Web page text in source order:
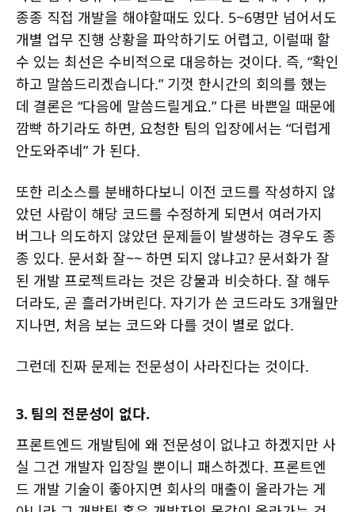
종종 직접 개발을 해야할때도 있다. 5~6명만 넘어서도
개별 업무 진행 상황을 파악하기도 어렵고, 이럴때 할
수 있는 최선은 수비적으로 대응하는 것이다. 즉, “확인
하고 말씀드리겠습니다.” 기껏 한시간의 회의를 했는
데 결론은 “다음에 말씀드릴게요.” 다른 바쁜일 때문에
깜빡 하기라도 하면, 요청한 팀의 입장에서는 “더럽게
안도와주네” 가 된다.
또한 리소스를 분배하다보니 이전 코드를 작성하지 않
았던 사람이 해당 코드를 수정하게 되면서 여러가지
버그나 의도하지 않았던 문제들이 발생하는 경우도 종
종 있다. 문서화 잘~~ 하면 되지 않냐고? 문서화가 잘
된 개발 프로젝트라는 것은 강물과 비슷하다. 잘 해두
더라도, 곧 흘러가버린다. 자기가 쓴 코드라도 3개월만
지나면, 처음 보는 코드와 다를 것이 별로 없다.
그런데 진짜 문제는 전문성이 사라진다는 것이다.
3. 팀의 전문성이 없다.
프론트엔드 개발팀에 왜 전문성이 없냐고 하겠지만 사
실 그건 개발자 입장일 뿐이니 패스하겠다. 프론트엔
드 개발 기술이 좋아지면 회사의 매출이 올라가는 게